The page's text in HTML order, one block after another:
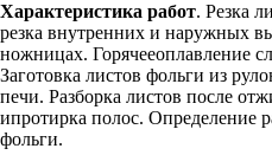
Характеристика работ. Резка
резка внутренних и наружных
ножницах. Горячееоплавление
Заготовка листов фольги из
печи. Разборка листов после
ипротирка полос. Определение
фольги.